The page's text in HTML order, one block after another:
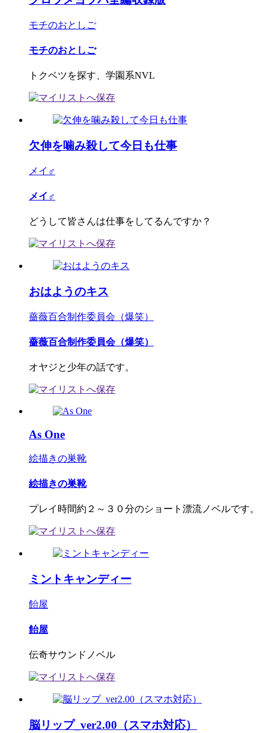
モチのおとしご
モチのおとしご
トクベツを探す、学園系NVL
欠伸を噛み殺して今日も仕事
メイ♂
メイ♂
どうして皆さんは仕事をしてるんですか？
おはようのキス
薔薇百合制作委員会（爆笑）
薔薇百合制作委員会（爆笑）
オヤジと少年の話です。
As One
絵描きの巣靴
絵描きの巣靴
プレイ時間約２～３０分のショート漂流ノベルです。
ミントキャンディー
飴屋
飴屋
伝奇サウンドノベル
脳リップ_ver2.00（スマホ対応）